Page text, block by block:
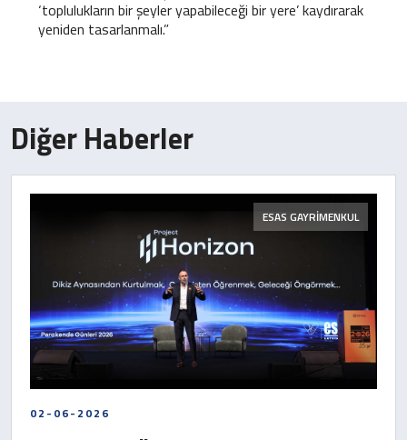
‘toplulukların bir şeyler yapabileceği bir yere’ kaydırarak
yeniden tasarlanmalı.”
Diğer Haberler
ESAS GAYRİMENKUL
02-06-2026